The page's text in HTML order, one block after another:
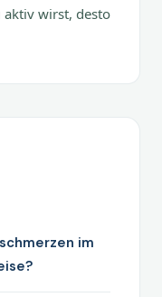
aktiv wirst, desto
im